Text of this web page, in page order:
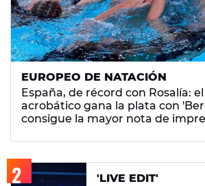
EUROPEO DE NATACIÓN
España, de récord con Rosalía:
acrobático gana la plata con
consigue la mayor nota de
'LIVE EDIT'